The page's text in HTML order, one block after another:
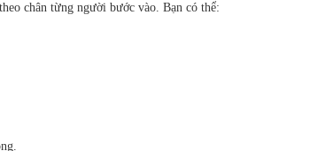
chân từng người bước vào. Bạn có thể: